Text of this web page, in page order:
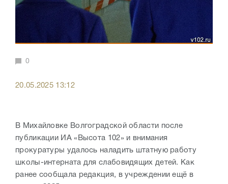
0
20.05.2025 13:12
В Михайловке Волгоградской области после
публикации ИА «Высота 102» и внимания
прокуратуры удалось наладить штатную работу
школы-интерната для слабовидящих детей. Как
ранее сообщала редакция, в учреждении ещё в